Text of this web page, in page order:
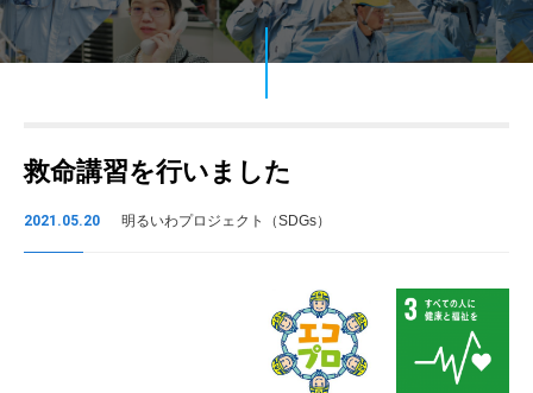
救命講習を行いました
2021.05.20 明るいわプロジェクト（SDGs）